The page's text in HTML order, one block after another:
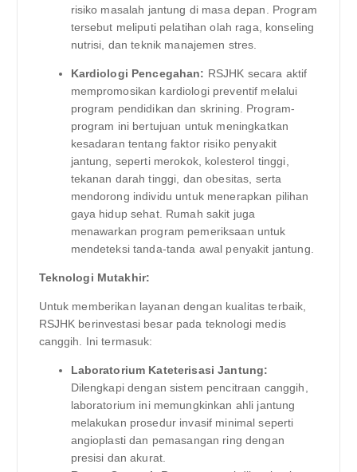
risiko masalah jantung di masa depan. Program
tersebut meliputi pelatihan olah raga, konseling
nutrisi, dan teknik manajemen stres.
Kardiologi Pencegahan: RSJHK secara aktif
mempromosikan kardiologi preventif melalui
program pendidikan dan skrining. Program-
program ini bertujuan untuk meningkatkan
kesadaran tentang faktor risiko penyakit
jantung, seperti merokok, kolesterol tinggi,
tekanan darah tinggi, dan obesitas, serta
mendorong individu untuk menerapkan pilihan
gaya hidup sehat. Rumah sakit juga
menawarkan program pemeriksaan untuk
mendeteksi tanda-tanda awal penyakit jantung.
Teknologi Mutakhir:
Untuk memberikan layanan dengan kualitas terbaik,
RSJHK berinvestasi besar pada teknologi medis
canggih. Ini termasuk:
Laboratorium Kateterisasi Jantung:
Dilengkapi dengan sistem pencitraan canggih,
laboratorium ini memungkinkan ahli jantung
melakukan prosedur invasif minimal seperti
angioplasti dan pemasangan ring dengan
presisi dan akurat.